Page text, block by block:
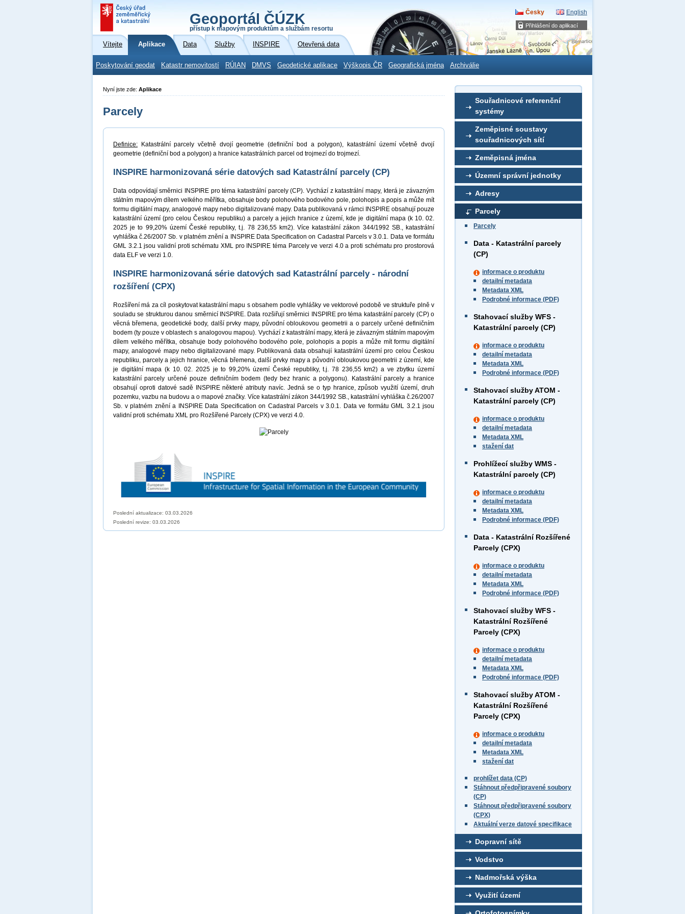
Přihlášení do aplikací
Geoportál ČÚZK
přístup k mapovým produktům a službám resortu
Česky English
Vítejte Aplikace Data Služby INSPIRE Otevřená data
Poskytování geodat Katastr nemovitostí RÚIAN DMVS Geodetické aplikace Výškopis ČR Geografická jména Archiválie
Souřadnicové referenční
systémy
Zeměpisné soustavy
souřadnicových sítí
Zeměpisná jména
Územní správní jednotky
Adresy
Parcely
Parcely
Data - Katastrální parcely
(CP)
informace o produktu
detailní metadata
Metadata XML
Podrobné informace (PDF)
Stahovací služby WFS -
Katastrální parcely (CP)
informace o produktu
detailní metadata
Metadata XML
Podrobné informace (PDF)
Stahovací služby ATOM -
Katastrální parcely (CP)
informace o produktu
detailní metadata
Metadata XML
stažení dat
Prohlížecí služby WMS -
Katastrální parcely (CP)
informace o produktu
detailní metadata
Metadata XML
Podrobné informace (PDF)
Data - Katastrální Rozšířené
Parcely (CPX)
informace o produktu
detailní metadata
Metadata XML
Podrobné informace (PDF)
Stahovací služby WFS -
Katastrální Rozšířené
Parcely (CPX)
informace o produktu
detailní metadata
Metadata XML
Podrobné informace (PDF)
Stahovací služby ATOM -
Katastrální Rozšířené
Parcely (CPX)
informace o produktu
detailní metadata
Metadata XML
stažení dat
prohlížet data (CP)
Stáhnout předpřipravené soubory
(CP)
Stáhnout předpřipravené soubory
(CPX)
Aktuální verze datové specifikace
Dopravní sítě
Vodstvo
Nadmořská výška
Využití území
Nyní jste zde: Aplikace
Parcely
Definice: Katastrální parcely včetně dvojí geometrie (definiční bod a polygon), katastrální území včetně dvojí
geometrie (definiční bod a polygon) a hranice katastrálních parcel od trojmezí do trojmezí.
INSPIRE harmonizovaná série datových sad Katastrální parcely (CP)
Data odpovídají směrnici INSPIRE pro téma katastrální parcely (CP). Vychází z katastrální mapy, která je závazným
státním mapovým dílem velkého měřítka, obsahuje body polohového bodového pole, polohopis a popis a může mít
formu digitální mapy, analogové mapy nebo digitalizované mapy. Data publikovaná v rámci INSPIRE obsahují pouze
katastrální území (pro celou Českou republiku) a parcely a jejich hranice z území, kde je digitální mapa (k 10. 02.
2025 je to 99,20% území České republiky, t.j. 78 236,55 km2). Více katastrální zákon 344/1992 SB., katastrální
vyhláška č.26/2007 Sb. v platném znění a INSPIRE Data Specification on Cadastral Parcels v 3.0.1. Data ve formátu
GML 3.2.1 jsou validní proti schématu XML pro INSPIRE téma Parcely ve verzi 4.0 a proti schématu pro prostorová
data ELF ve verzi 1.0.
INSPIRE harmonizovaná série datových sad Katastrální parcely - národní
rozšíření (CPX)
Rozšíření má za cíl poskytovat katastrální mapu s obsahem podle vyhlášky ve vektorové podobě ve struktuře plně v
souladu se strukturou danou směrnicí INSPIRE. Data rozšiřují směrnici INSPIRE pro téma katastrální parcely (CP) o
věcná břemena, geodetické body, další prvky mapy, původní obloukovou geometrii a o parcely určené definičním
bodem (ty pouze v oblastech s analogovou mapou). Vychází z katastrální mapy, která je závazným státním mapovým
dílem velkého měřítka, obsahuje body polohového bodového pole, polohopis a popis a může mít formu digitální
mapy, analogové mapy nebo digitalizované mapy. Publikovaná data obsahují katastrální území pro celou Českou
republiku, parcely a jejich hranice, věcná břemena, další prvky mapy a původní obloukovou geometrii z území, kde
je digitální mapa (k 10. 02. 2025 je to 99,20% území České republiky, t.j. 78 236,55 km2) a ve zbytku území
katastrální parcely určené pouze definičním bodem (tedy bez hranic a polygonu). Katastrální parcely a hranice
obsahují oproti datové sadě INSPIRE některé atributy navíc. Jedná se o typ hranice, způsob využití území, druh
pozemku, vazbu na budovu a o mapové značky. Více katastrální zákon 344/1992 SB., katastrální vyhláška č.26/2007
Sb. v platném znění a INSPIRE Data Specification on Cadastral Parcels v 3.0.1. Data ve formátu GML 3.2.1 jsou
validní proti schématu XML pro Rozšířené Parcely (CPX) ve verzi 4.0.
Poslední aktualizace: 03.03.2026
Poslední revize: 03.03.2026